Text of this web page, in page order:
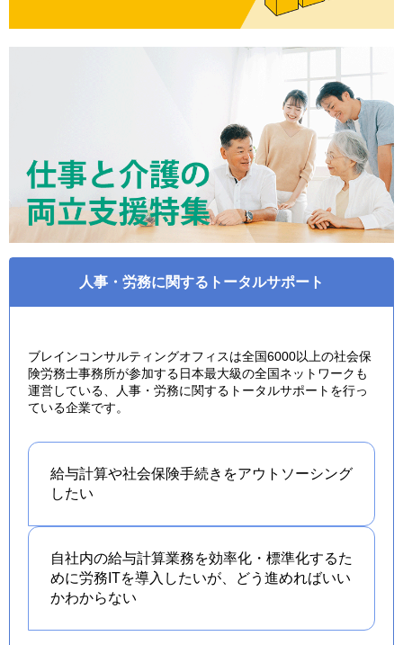
人事・労務に関するトータルサポート
ブレインコンサルティングオフィスは全国6000以上の社会保
険労務士事務所が参加する日本最大級の全国ネットワークも
運営している、人事・労務に関するトータルサポートを行っ
ている企業です。
給与計算や社会保険手続きをアウトソーシング
したい
自社内の給与計算業務を効率化・標準化するた
めに労務ITを導入したいが、どう進めればいい
かわからない